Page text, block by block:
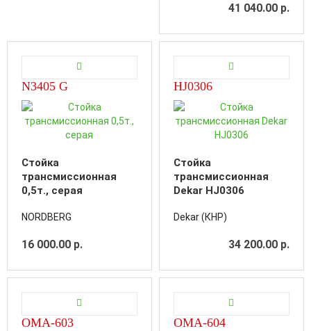
41 040.00 р.
N3405 G
Стойка
трансмиссионная
0,5т., серая
NORDBERG
16 000.00 р.
HJ0306
Стойка
трансмиссионная
Dekar HJ0306
Dekar (КНР)
34 200.00 р.
OMA-603 OMA-604